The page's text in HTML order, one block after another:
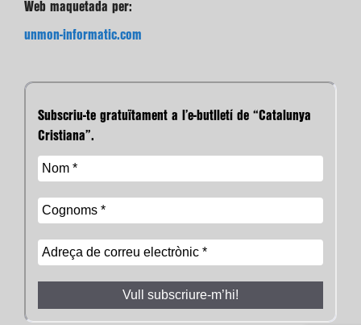
Web maquetada per:
unmon-informatic.com
Subscriu-te gratuïtament a l’e-butlletí de “Catalunya
Cristiana”.